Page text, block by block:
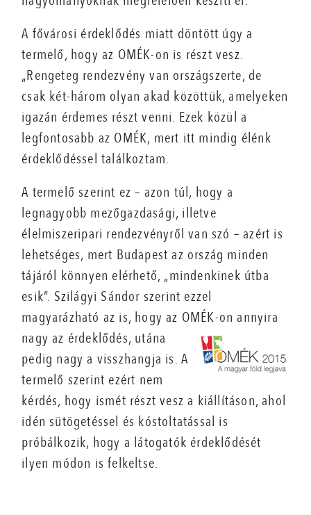
A fővárosi érdeklődés miatt döntött úgy a
termelő, hogy az OMÉK-on is részt vesz.
„Rengeteg rendezvény van országszerte, de
csak két-három olyan akad közöttük, amelyeken
igazán érdemes részt venni. Ezek közül a
legfontosabb az OMÉK, mert itt mindig élénk
érdeklődéssel találkoztam.
A termelő szerint ez – azon túl, hogy a
legnagyobb mezőgazdasági, illetve
élelmiszeripari rendezvényről van szó – azért is
lehetséges, mert Budapest az ország minden
tájáról könnyen elérhető, „mindenkinek útba
esik”. Szilágyi Sándor szerint ezzel
magyarázható az is, hogy az OMÉK-on annyira
nagy az érdeklődés, utána
pedig nagy a visszhangja is. A
termelő szerint ezért nem
kérdés, hogy ismét részt vesz a kiállításon, ahol
idén sütögetéssel és kóstoltatással is
próbálkozik, hogy a látogatók érdeklődését
ilyen módon is felkeltse.